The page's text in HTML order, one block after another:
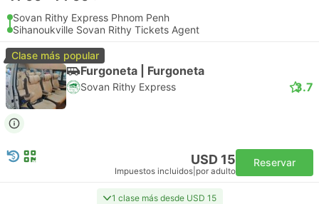
Sovan Rithy Express Phnom Penh
Sihanoukville Sovan Rithy Tickets Agent
Clase más popular
Furgoneta | Furgoneta
Sovan Rithy Express 3.7
USD 15
Impuestos incluidos por adulto
Reservar
1 clase más desde USD 15